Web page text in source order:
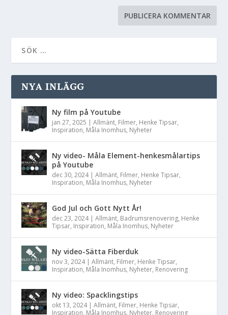
NYA INLÄGG
Ny film på Youtube
jan 27, 2025 |Allmänt, Filmer, Henke Tipsar,
Inspiration, Måla Inomhus, Nyheter
Ny video- Måla Element-henkesmålartips
på Youtube
dec 30, 2024|Allmänt, Filmer, Henke Tipsar,
Inspiration, Måla Inomhus, Nyheter
God Jul och Gott Nytt År!
dec 23, 2024|Allmänt, Badrumsrenovering, Henke
Tipsar, Inspiration, Måla Inomhus, Nyheter
Ny video-Sätta Fiberduk
nov 3, 2024|Allmänt, Filmer, Henke Tipsar,
Inspiration, Måla Inomhus, Nyheter, Renovering
Ny video: Spacklingstips
okt 13, 2024|Allmänt, Filmer, Henke Tipsar,
Inspiration, Måla Inomhus, Nyheter, Renovering